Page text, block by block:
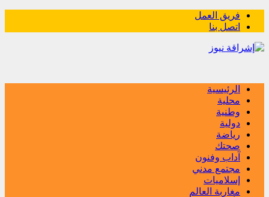
فريق العمل
اتصل بنا
الرئيسية
محلية
وطنية
دولية
رياضة
صحتك
آداب وفنون
مجتمع مدني
إسلاميات
مغاربة العالم